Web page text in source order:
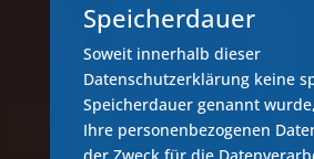
Speicherdauer
Soweit innerhalb dieser
Datenschutzerklärung keine
Speicherdauer genannt
Ihre personenbezogenen